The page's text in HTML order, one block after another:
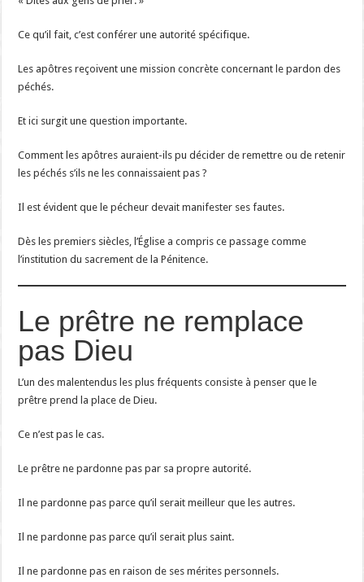
Ce qu’il fait, c’est conférer une autorité spécifique.
Les apôtres reçoivent une mission concrète concernant le pardon des
péchés.
Et ici surgit une question importante.
Comment les apôtres auraient-ils pu décider de remettre ou de retenir
les péchés s’ils ne les connaissaient pas ?
Il est évident que le pécheur devait manifester ses fautes.
Dès les premiers siècles, l’Église a compris ce passage comme
l’institution du sacrement de la Pénitence.
Le prêtre ne remplace
pas Dieu
L’un des malentendus les plus fréquents consiste à penser que le
prêtre prend la place de Dieu.
Ce n’est pas le cas.
Le prêtre ne pardonne pas par sa propre autorité.
Il ne pardonne pas parce qu’il serait meilleur que les autres.
Il ne pardonne pas parce qu’il serait plus saint.
Il ne pardonne pas en raison de ses mérites personnels.